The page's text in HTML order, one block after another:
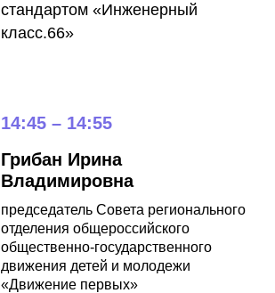
стандартом «Инженерный
класс.66»
14:45 – 14:55
Грибан Ирина
Владимировна
председатель Совета регионального
отделения общероссийского
общественно-государственного
движения детей и молодежи
«Движение первых»